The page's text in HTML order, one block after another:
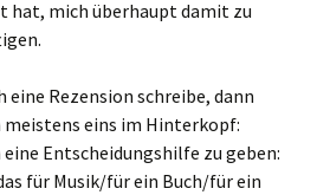
hat, mich überhaupt damit zu
eine Rezension schreibe, dann
meistens eins im Hinterkopf:
eine Entscheidungshilfe zu geben:
für Musik/für ein Buch/für ein